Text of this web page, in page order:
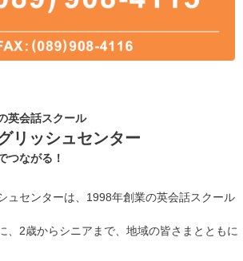
英会話スクール
リッシュセンター
つながる！
ュセンターは、1998年創業の英会話スクール
、2歳からシニアまで、地域の皆さまとともに